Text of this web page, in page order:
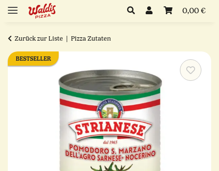
0,00 €
Zurück zur Liste Pizza Zutaten
BESTSELLER